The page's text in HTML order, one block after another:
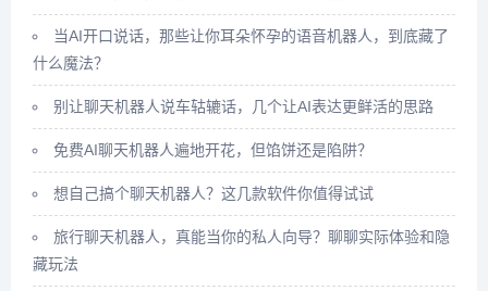
当AI开口说话，那些让你耳朵怀孕的语音机器人，到底藏了
什么魔法？
别让聊天机器人说车轱辘话，几个让AI表达更鲜活的思路
免费AI聊天机器人遍地开花，但馅饼还是陷阱？
想自己搞个聊天机器人？这几款软件你值得试试
旅行聊天机器人，真能当你的私人向导？聊聊实际体验和隐
藏玩法